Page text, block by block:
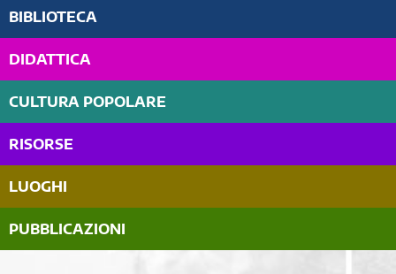
BIBLIOTECA
DIDATTICA
CULTURA POPOLARE
RISORSE
LUOGHI
PUBBLICAZIONI